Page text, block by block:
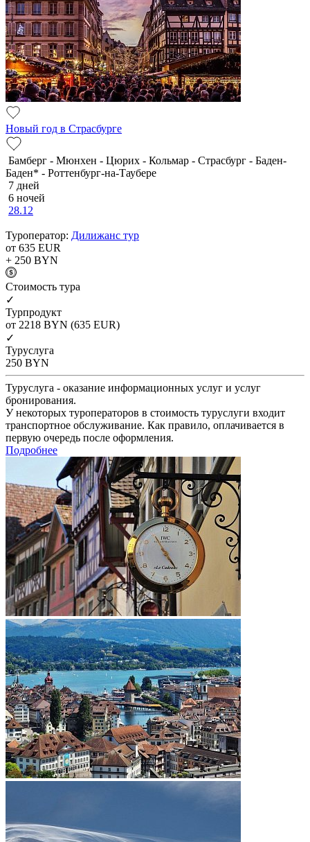
Новый год в Страсбурге
Бамберг - Мюнхен - Цюрих - Кольмар - Страсбург - Баден-
Баден* - Роттенбург-на-Таубере
7 дней
6 ночей
28.12
Туроператор: Дилижанс тур
от 635 EUR
+ 250 BYN
Cтоимость тура
✓
Турпродукт
от 2218 BYN (635 EUR)
✓
Туруслуга
250 BYN
Туруслуга - оказание информационных услуг и услуг
бронирования.
У некоторых туроператоров в стоимость туруслуги входит
транспортное обслуживание. Как правило, оплачивается в
первую очередь после оформления.
Подробнее